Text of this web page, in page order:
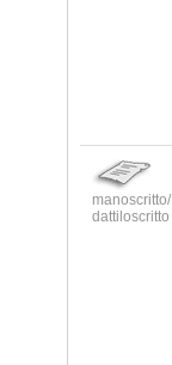
manoscritto/
dattiloscritto